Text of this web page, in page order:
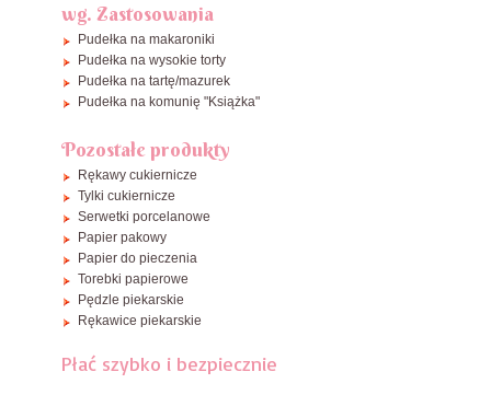
wg. Zastosowania
Pudełka na makaroniki
Pudełka na wysokie torty
Pudełka na tartę/mazurek
Pudełka na komunię "Książka"
Pozostałe produkty
Rękawy cukiernicze
Tylki cukiernicze
Serwetki porcelanowe
Papier pakowy
Papier do pieczenia
Torebki papierowe
Pędzle piekarskie
Rękawice piekarskie
Płać szybko i bezpiecznie